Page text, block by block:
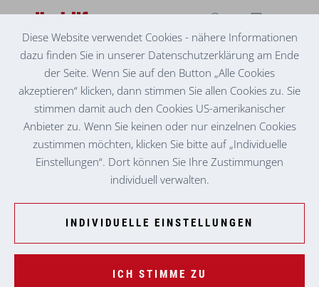
SENIORENZENTRUM KÖFLACH
GOOD NEWS
Diese Website verwendet Cookies - nähere Informationen
dazu finden Sie in unserer Datenschutzerklärung am Ende
der Seite. Wenn Sie auf den Button „Alle Cookies
akzeptieren“ klicken, dann stimmen Sie allen Cookies zu. Sie
stimmen damit auch den Cookies US-amerikanischer
Anbieter zu. Wenn Sie keinen oder nur einzelnen Cookies
zustimmen möchten, klicken Sie bitte auf „Individuelle
Einstellungen“. Dort können Sie Ihre Zustimmungen
individuell verwalten.
INDIVIDUELLE EINSTELLUNGEN
ICH STIMME ZU